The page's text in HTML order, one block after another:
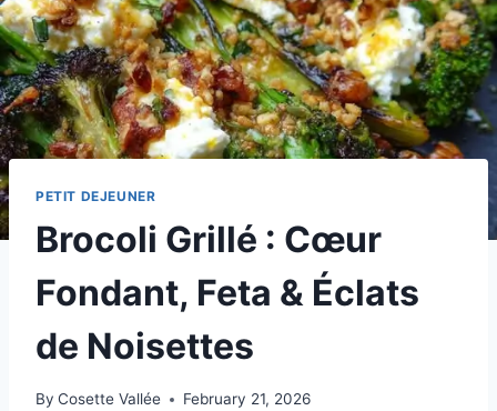
PETIT DEJEUNER
Brocoli Grillé : Cœur
Fondant, Feta & Éclats
de Noisettes
By Cosette Vallée February 21, 2026